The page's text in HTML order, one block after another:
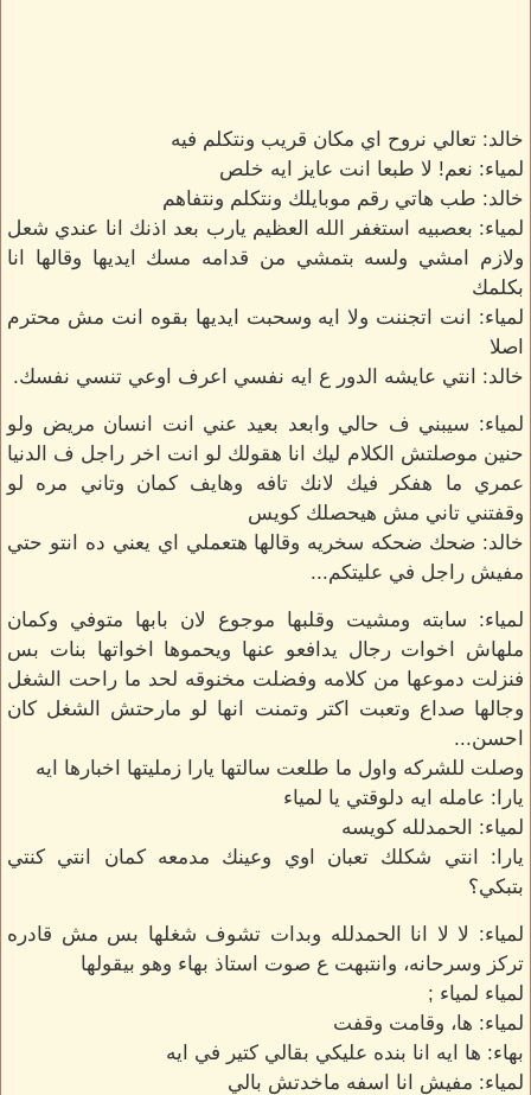
خالد: تعالي نروح اي مكان قريب ونتكلم فيه
لمياء: نعم! لا طبعا انت عايز ايه خلص
خالد: طب هاتي رقم موبايلك ونتكلم ونتفاهم
لمياء: بعصبيه استغفر الله العظيم يارب بعد اذنك انا عندي شعل
ولازم امشي ولسه بتمشي من قدامه مسك ايديها وقالها انا
بكلمك
لمياء: انت اتجننت ولا ايه وسحبت ايديها بقوه انت مش محترم
اصلا
خالد: انتي عايشه الدور ع ايه نفسي اعرف اوعي تنسي نفسك.
لمياء: سيبني ف حالي وابعد بعيد عني انت انسان مريض ولو
حنين موصلتش الكلام ليك انا هقولك لو انت اخر راجل ف الدنيا
عمري ما هفكر فيك لانك تافه وهايف كمان وتاني مره لو
وقفتني تاني مش هيحصلك كويس
خالد: ضحك ضحكه سخريه وقالها هتعملي اي يعني ده انتو حتي
مفيش راجل في عليتكم...
لمياء: سابته ومشيت وقلبها موجوع لان بابها متوفي وكمان
ملهاش اخوات رجال يدافعو عنها ويحموها اخواتها بنات بس
فنزلت دموعها من كلامه وفضلت مخنوقه لحد ما راحت الشغل
وجالها صداع وتعبت اكتر وتمنت انها لو مارحتش الشغل كان
احسن...
وصلت للشركه واول ما طلعت سالتها يارا زمليتها اخبارها ايه
يارا: عامله ايه دلوقتي يا لمياء
لمياء: الحمدلله كويسه
يارا: انتي شكلك تعبان اوي وعينك مدمعه كمان انتي كنتي
بتبكي؟
لمياء: لا لا انا الحمدلله وبدات تشوف شغلها بس مش قادره
تركز وسرحانه، وانتبهت ع صوت استاذ بهاء وهو بيقولها
لمياء لمياء ;
لمياء: ها، وقامت وقفت
بهاء: ها ايه انا بنده عليكي بقالي كتير في ايه
لمياء: مفيش انا اسفه ماخدتش بالي